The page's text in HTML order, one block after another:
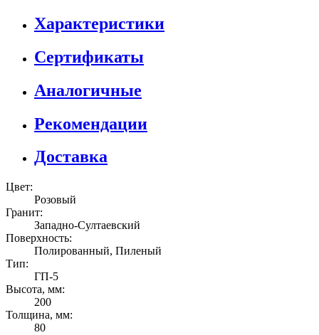
Характеристики
Сертификаты
Аналогичные
Рекомендации
Доставка
Цвет:
Розовый
Гранит:
Западно-Султаевский
Поверхность:
Полированный, Пиленый
Тип:
ГП-5
Высота, мм:
200
Толщина, мм:
80